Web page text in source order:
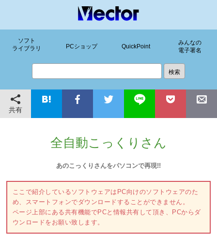
ソフト
ライブラリ
PCショップ QuickPoint
みんなの
電子署名
共有
全自動こっくりさん
あのこっくりさんをパソコンで再現!!
ここで紹介しているソフトウェアはPC向けのソフトウェアのた
め、スマートフォンでダウンロードすることができません。
ページ上部にある共有機能でPCと情報共有して頂き、PCからダ
ウンロードをお願い致します。